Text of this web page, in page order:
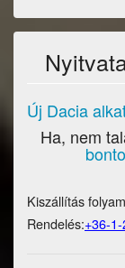
Új Dacia
Ha, nem
Kiszállítás
Rendelés:+36-